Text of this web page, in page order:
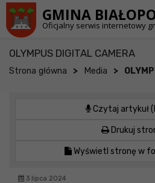
GMINA
Oficjalny serwis internetowy
OLYMPUS DIGITAL CAMERA
Strona główna > Media >
Czytaj artykuł
Drukuj
Wyświetl stronę w
3 lipca 2024